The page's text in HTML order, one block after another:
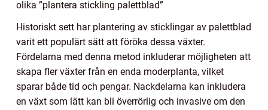
olika ”plantera stickling palettblad”
Historiskt sett har plantering av sticklingar av palettblad
varit ett populärt sätt att föröka dessa växter.
Fördelarna med denna metod inkluderar möjligheten att
skapa fler växter från en enda moderplanta, vilket
sparar både tid och pengar. Nackdelarna kan inkludera
en växt som lätt kan bli överrörlig och invasive om den